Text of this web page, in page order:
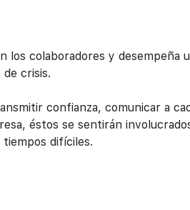
los colaboradores y
crisis.
confianza, comunicar a
éstos se sentirán
difíciles.